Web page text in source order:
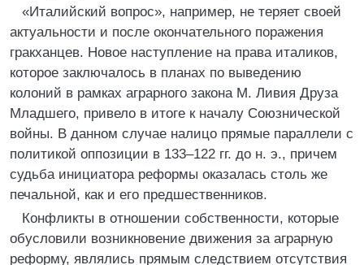
«Италийский вопрос», например, не теряет своей
актуальности и после окончательного поражения
гракханцев. Новое наступление на права италиков,
которое заключалось в планах по выведению
колоний в рамках аграрного закона М. Ливия Друза
Младшего, привело в итоге к началу Союзнической
войны. В данном случае налицо прямые параллели с
политикой оппозиции в 133–122 гг. до н. э., причем
судьба инициатора реформы оказалась столь же
печальной, как и его предшественников.
Конфликты в отношении собственности, которые
обусловили возникновение движения за аграрную
реформу, являлись прямым следствием отсутствия